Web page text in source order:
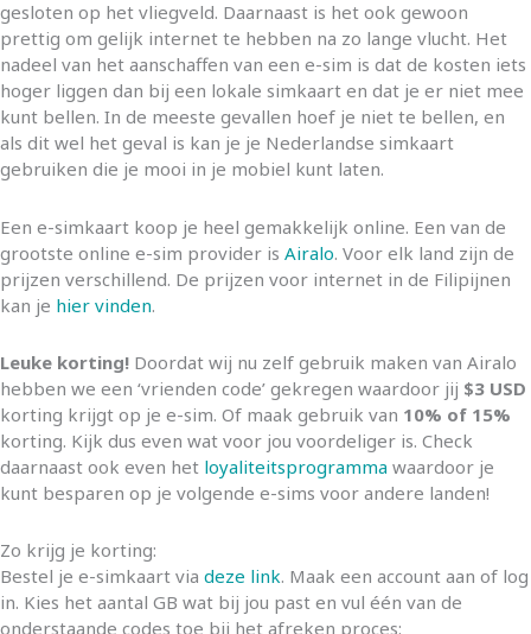
gesloten op het vliegveld. Daarnaast is het ook gewoon
prettig om gelijk internet te hebben na zo lange vlucht. Het
nadeel van het aanschaffen van een e-sim is dat de kosten iets
hoger liggen dan bij een lokale simkaart en dat je er niet mee
kunt bellen. In de meeste gevallen hoef je niet te bellen, en
als dit wel het geval is kan je je Nederlandse simkaart
gebruiken die je mooi in je mobiel kunt laten.
Een e-simkaart koop je heel gemakkelijk online. Een van de
grootste online e-sim provider is Airalo. Voor elk land zijn de
prijzen verschillend. De prijzen voor internet in de Filipijnen
kan je hier vinden.
Leuke korting! Doordat wij nu zelf gebruik maken van Airalo
hebben we een ‘vrienden code’ gekregen waardoor jij $3 USD
korting krijgt op je e-sim. Of maak gebruik van 10% of 15%
korting. Kijk dus even wat voor jou voordeliger is. Check
daarnaast ook even het loyaliteitsprogramma waardoor je
kunt besparen op je volgende e-sims voor andere landen!
Zo krijg je korting:
Bestel je e-simkaart via deze link. Maak een account aan of log
in. Kies het aantal GB wat bij jou past en vul één van de
onderstaande codes toe bij het afreken proces: